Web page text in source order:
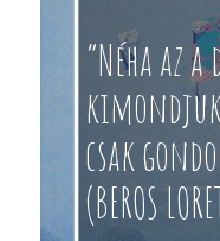
“Néha az
csak
(BEROS